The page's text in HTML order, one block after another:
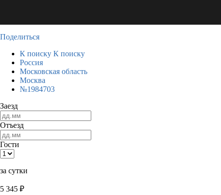
Поделиться
К поиску К поиску
Россия
Московская область
Москва
№1984703
Заезд
Отъезд
Гости
за сутки
5 345 ₽